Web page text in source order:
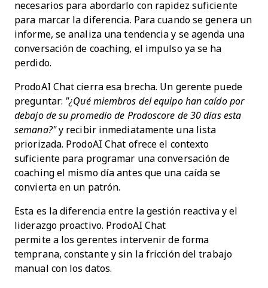
necesarios para abordarlo con rapidez suficiente
para marcar la diferencia. Para cuando se genera un
informe, se analiza una tendencia y se agenda una
conversación de coaching, el impulso ya se ha
perdido.
ProdoAI Chat cierra esa brecha. Un gerente puede
preguntar: "¿Qué miembros del equipo han caído por
debajo de su promedio de Prodoscore de 30 días esta
semana?"y recibir inmediatamente una lista
priorizada. ProdoAI Chat ofrece el contexto
suficiente para programar una conversación de
coaching el mismo día antes que una caída se
convierta en un patrón.
Esta es la diferencia entre la gestión reactiva y el
liderazgo proactivo. ProdoAI Chat
permite a los gerentes intervenir de forma
temprana, constante y sin la fricción del trabajo
manual con los datos.